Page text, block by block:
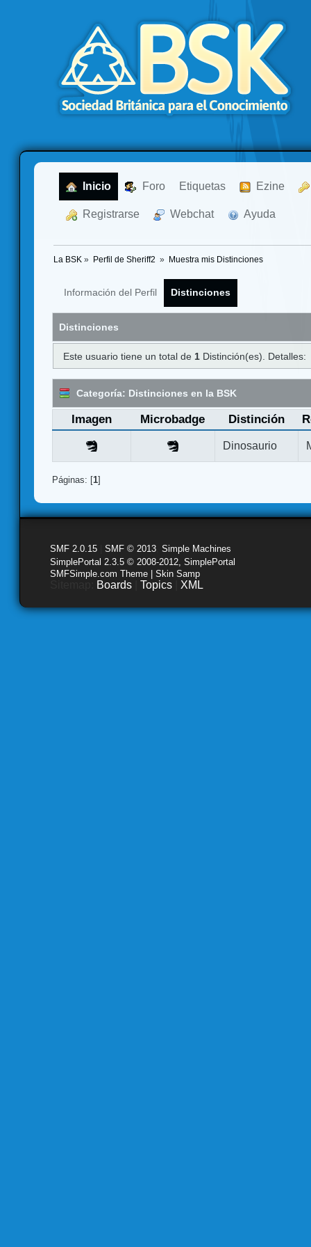
Inicio Foro Etiquetas Ezine
Registrarse Webchat Ayuda
La BSK » Perfil de Sheriff2 » Muestra mis Distinciones
Información del Perfil Distinciones
Distinciones
Este usuario tiene un total de 1 Distinción(es). Detalles:
Categoría: Distinciones en la BSK
Imagen Microbadge Distinción
Dinosaurio
Páginas: [1]
SMF 2.0.15 SMF © 2013 Simple Machines
SimplePortal 2.3.5 © 2008-2012, SimplePortal
SMFSimple.com Theme | Skin Samp
Boards Topics XML